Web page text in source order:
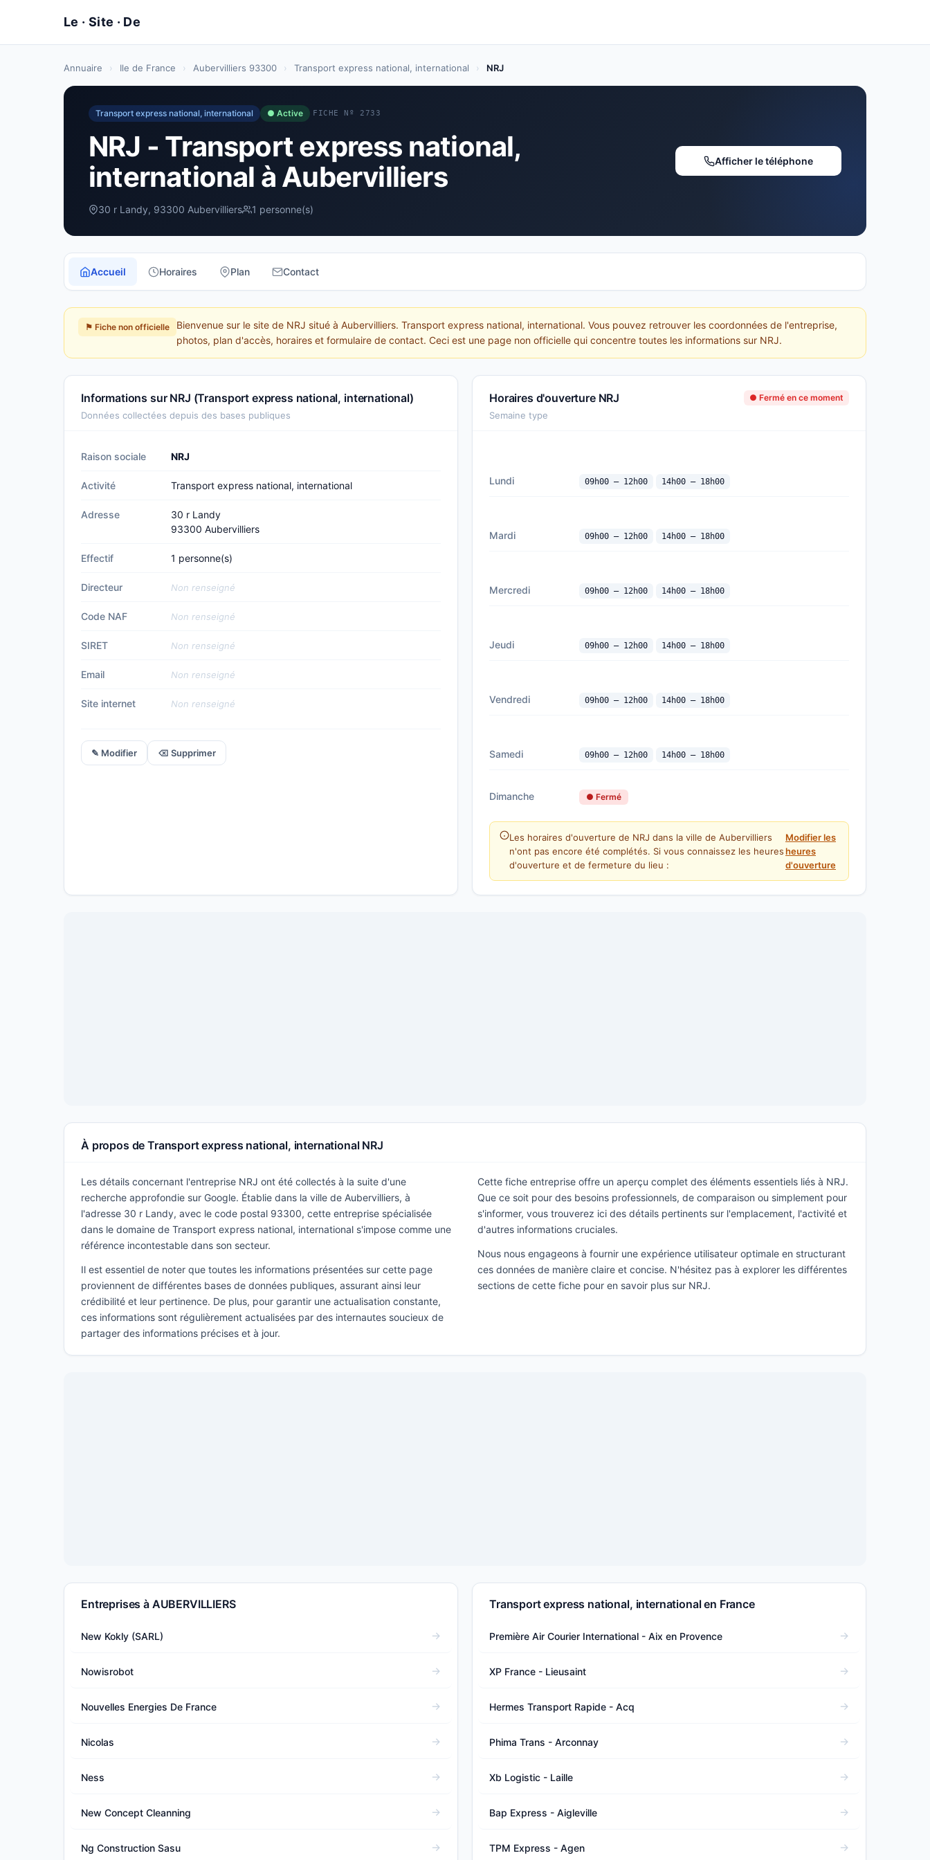
Annuaire › Ile de France › Aubervilliers 93300 › Transport express national, international › NRJ
Transport express national, international ● Active FICHE Nº 2733
NRJ - Transport express national,
international à Aubervilliers
30 r Landy, 93300 Aubervilliers 1 personne(s)
Afficher le téléphone
Accueil Horaires Plan Contact
⚑ Fiche non officielle
Bienvenue sur le site de NRJ situé à Aubervilliers. Transport express national, international. Vous pouvez retrouver les coordonnées de l'entreprise,
photos, plan d'accès, horaires et formulaire de contact. Ceci est une page non officielle qui concentre toutes les informations sur NRJ.
Informations sur NRJ (Transport express national, international)
Données collectées depuis des bases publiques
Raison sociale NRJ
Activité Transport express national, international
Adresse
30 r Landy
93300 Aubervilliers
Effectif 1 personne(s)
Directeur Non renseigné
Code NAF Non renseigné
SIRET Non renseigné
Email Non renseigné
Site internet Non renseigné
✎ Modifier ⌫ Supprimer
Horaires d'ouverture NRJ ● Fermé en ce moment
Semaine type
Lundi 09h00 — 12h00 14h00 — 18h00
Mardi 09h00 — 12h00 14h00 — 18h00
Mercredi 09h00 — 12h00 14h00 — 18h00
Jeudi 09h00 — 12h00 14h00 — 18h00
Vendredi 09h00 — 12h00 14h00 — 18h00
Samedi 09h00 — 12h00 14h00 — 18h00
Dimanche ● Fermé
Les horaires d'ouverture de NRJ dans la ville de Aubervilliers
n'ont pas encore été complétés. Si vous connaissez les heures
d'ouverture et de fermeture du lieu :
Modifier les
heures
d'ouverture
À propos de Transport express national, international NRJ
Les détails concernant l'entreprise NRJ ont été collectés à la suite d'une
recherche approfondie sur Google. Établie dans la ville de Aubervilliers, à
l'adresse 30 r Landy, avec le code postal 93300, cette entreprise spécialisée
dans le domaine de Transport express national, international s'impose comme une
référence incontestable dans son secteur.
Il est essentiel de noter que toutes les informations présentées sur cette page
proviennent de différentes bases de données publiques, assurant ainsi leur
crédibilité et leur pertinence. De plus, pour garantir une actualisation constante,
ces informations sont régulièrement actualisées par des internautes soucieux de
partager des informations précises et à jour.
Cette fiche entreprise offre un aperçu complet des éléments essentiels liés à NRJ.
Que ce soit pour des besoins professionnels, de comparaison ou simplement pour
s'informer, vous trouverez ici des détails pertinents sur l'emplacement, l'activité et
d'autres informations cruciales.
Nous nous engageons à fournir une expérience utilisateur optimale en structurant
ces données de manière claire et concise. N'hésitez pas à explorer les différentes
sections de cette fiche pour en savoir plus sur NRJ.
Entreprises à AUBERVILLIERS
New Kokly (SARL)
Nowisrobot
Nouvelles Energies De France
Nicolas
Ness
New Concept Cleanning
Ng Construction Sasu
Transport express national, international en France
Première Air Courier International - Aix en Provence
XP France - Lieusaint
Hermes Transport Rapide - Acq
Phima Trans - Arconnay
Xb Logistic - Laille
Bap Express - Aigleville
TPM Express - Agen